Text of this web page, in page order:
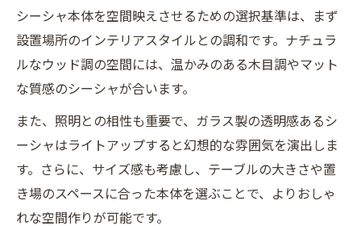
シーシャ本体を空間映えさせるための選択基準は、まず
設置場所のインテリアスタイルとの調和です。ナチュラ
ルなウッド調の空間には、温かみのある木目調やマット
な質感のシーシャが合います。
また、照明との相性も重要で、ガラス製の透明感あるシ
ーシャはライトアップすると幻想的な雰囲気を演出しま
す。さらに、サイズ感も考慮し、テーブルの大きさや置
き場のスペースに合った本体を選ぶことで、よりおしゃ
れな空間作りが可能です。